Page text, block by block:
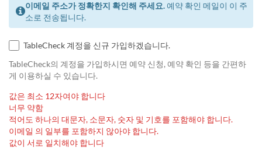
이메일 주소가 정확한지 확인해 주세요.예약 확인 메일이 이 주
소로 전송됩니다.
TableCheck 계정을 신규 가입하겠습니다.
TableCheck의 계정을 가입하시면 예약 신청, 예약 확인 등을 간편하
게 이용하실 수 있습니다.
값은 최소 12자여야 합니다
너무 약함
적어도 하나의 대문자, 소문자, 숫자 및 기호를 포함해야 합니다.
이메일 의 일부를 포함하지 않아야 합니다.
값이 서로 일치해야 합니다